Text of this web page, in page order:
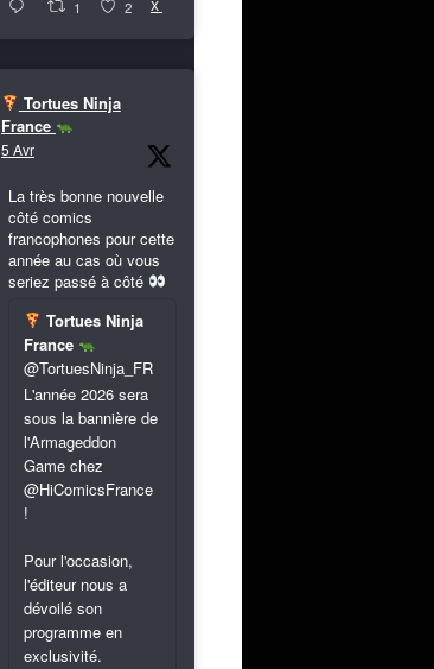
1 2 X
Tortues Ninja
France
5 Avr
La très bonne nouvelle
côté comics
francophones pour cette
année au cas où vous
seriez passé à côté
Tortues Ninja
France
@TortuesNinja_FR
L'année 2026 sera
sous la bannière de
l'Armageddon
Game chez
@HiComicsFrance
!
Pour l'occasion,
l'éditeur nous a
dévoilé son
programme en
exclusivité.